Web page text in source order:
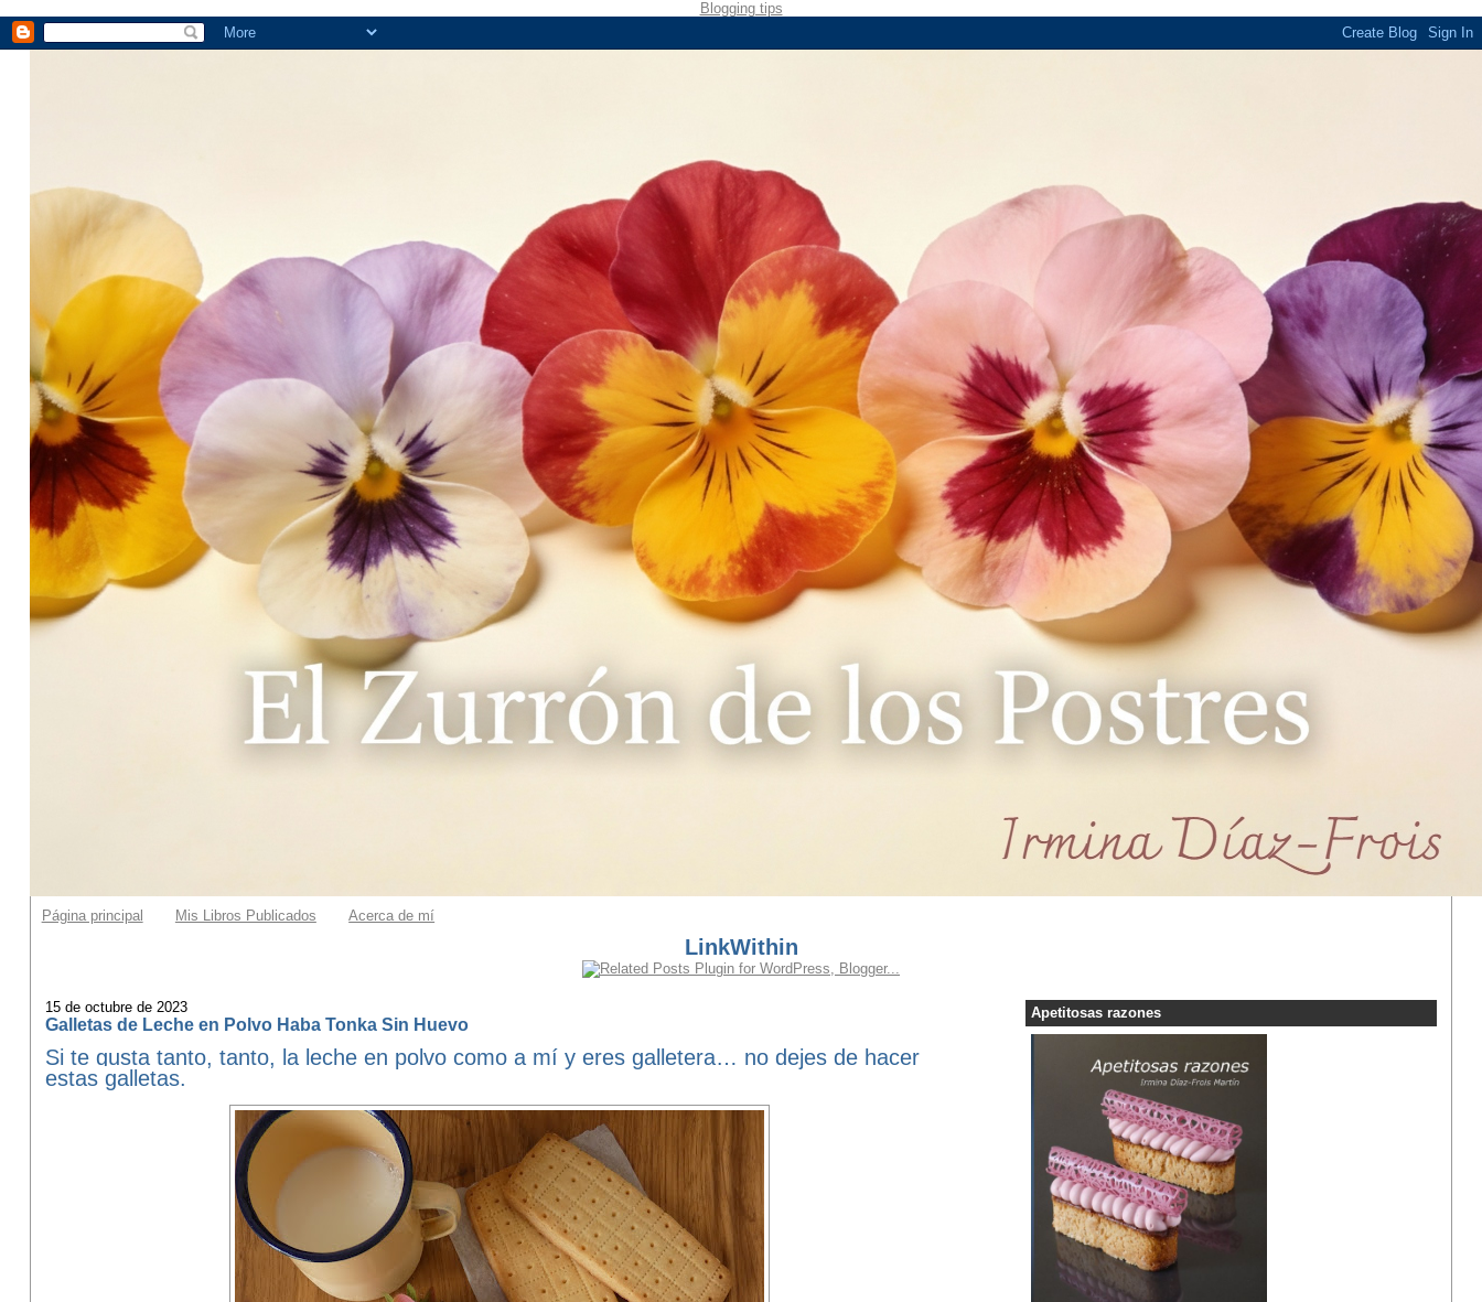
Blogging tips
Página principal Mis Libros Publicados Acerca de mí
LinkWithin
15 de octubre de 2023
Galletas de Leche en Polvo Haba Tonka Sin Huevo
Si te gusta tanto, tanto, la leche en polvo como a mí y eres galletera… no dejes de hacer
estas galletas.
Apetitosas razones